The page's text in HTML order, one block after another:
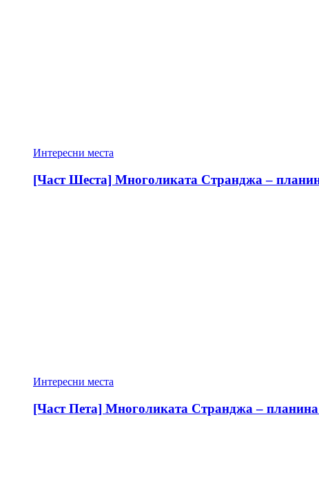
Интересни места
[Част Шеста] Многоликата Странджа –
Интересни места
[Част Пета] Многоликата Странджа – планина